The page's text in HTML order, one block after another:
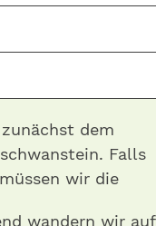
dem
Falls
wir die
wandern wir auf